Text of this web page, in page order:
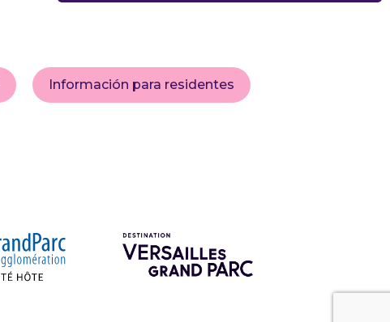
Información para residentes